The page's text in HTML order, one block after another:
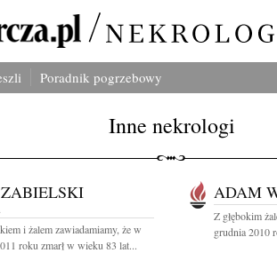
Poradnik pogrzebowy
Inne nekrologi
i żalem zawiadamiamy, że w
roku zmarł w wieku 83 lat...
ADAM
Z głębokim
grudnia 2010